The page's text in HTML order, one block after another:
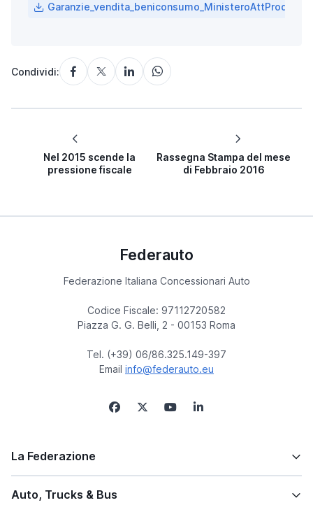
Condividi:
Nel 2015 scende la
pressione fiscale
Rassegna Stampa del mese
di Febbraio 2016
Federauto
Federazione Italiana Concessionari Auto
Codice Fiscale: 97112720582
Piazza G. G. Belli, 2 - 00153 Roma
Tel. (+39) 06/86.325.149-397
Email info@federauto.eu
La Federazione
Auto, Trucks & Bus